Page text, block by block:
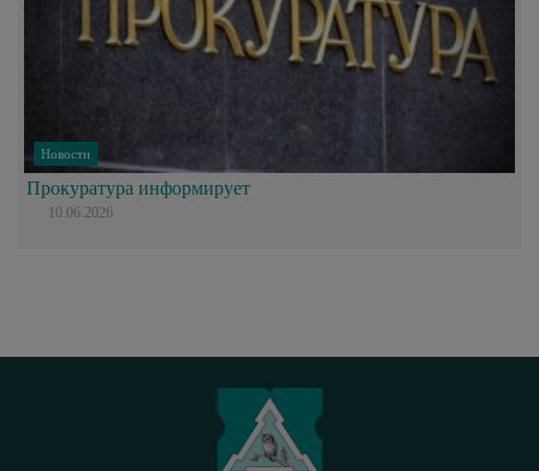
Новости
Прокуратура информирует
10.06.2026